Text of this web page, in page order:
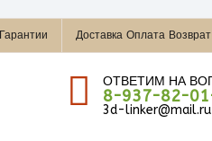
Гарантии Доставка Оплата Возврат
ОТВЕТИМ НА
8-937-82-
3d-linker@mail.ru